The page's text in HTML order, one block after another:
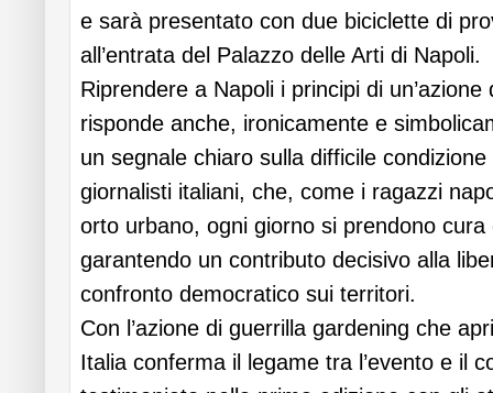
e sarà presentato con due biciclette di
all’entrata del Palazzo delle Arti di Napoli.
Riprendere a Napoli i principi di
risponde anche, ironicamente e
un segnale chiaro sulla difficile
giornalisti italiani, che, come i ragazzi
orto urbano, ogni giorno si prendono
garantendo un contributo decisivo alla
confronto democratico sui territori.
Con l’azione di guerrilla gardening che
Italia conferma il legame tra l’evento e il